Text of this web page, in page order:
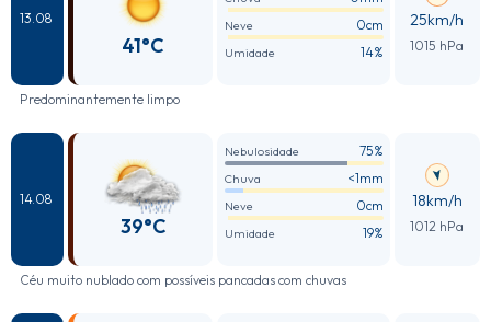
13.08
41°C
Neve 0cm
Umidade 14%
25km/h
1015 hPa
Predominantemente limpo
14.08
39°C
Nebulosidade 75%
Chuva <1mm
Neve 0cm
Umidade 19%
18km/h
1012 hPa
Céu muito nublado com possíveis pancadas com chuvas